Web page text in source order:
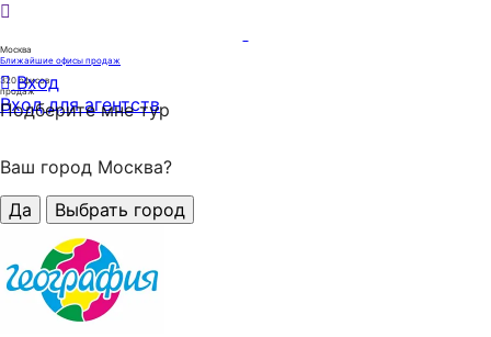
Москва
Ближайшие офисы продаж
320офисов
продаж
Вход
Вход для агентств
Подберите мне тур
Ваш город Москва?
Да
Выбрать город